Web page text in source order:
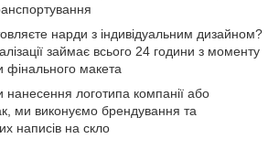
нарди з індивідуальним дизайном?
займає всього 24 години з моменту
фінального макета
логотипа компанії або
ми виконуємо брендування та
написів на скло